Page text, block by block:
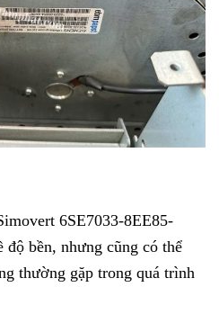
6SE7033-8EE85-
bền, nhưng cũng có thể
thường gặp trong quá trình